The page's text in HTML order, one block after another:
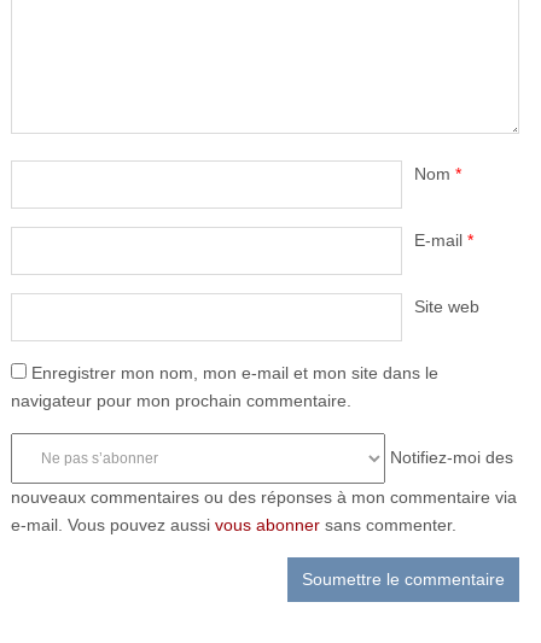
Nom *
E-mail *
Site web
Enregistrer mon nom, mon e-mail et mon site dans le
navigateur pour mon prochain commentaire.
Notifiez-moi des
nouveaux commentaires ou des réponses à mon commentaire via
e-mail. Vous pouvez aussi vous abonnersans commenter.